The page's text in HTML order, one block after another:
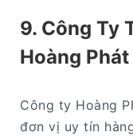
9. Công Ty
Hoàng Phát
Công ty Hoàng
đơn vị uy tín